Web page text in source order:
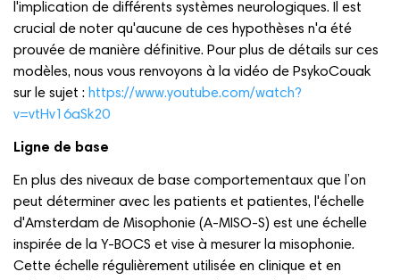
l'implication de différents systèmes neurologiques. Il est
crucial de noter qu'aucune de ces hypothèses n'a été
prouvée de manière définitive. Pour plus de détails sur ces
modèles, nous vous renvoyons à la vidéo de PsykoCouak
sur le sujet : https://www.youtube.com/watch?
v=vtHv16aSk20
Ligne de base
En plus des niveaux de base comportementaux que l’on
peut déterminer avec les patients et patientes, l'échelle
d'Amsterdam de Misophonie (A-MISO-S) est une échelle
inspirée de la Y-BOCS et vise à mesurer la misophonie.
Cette échelle régulièrement utilisée en clinique et en